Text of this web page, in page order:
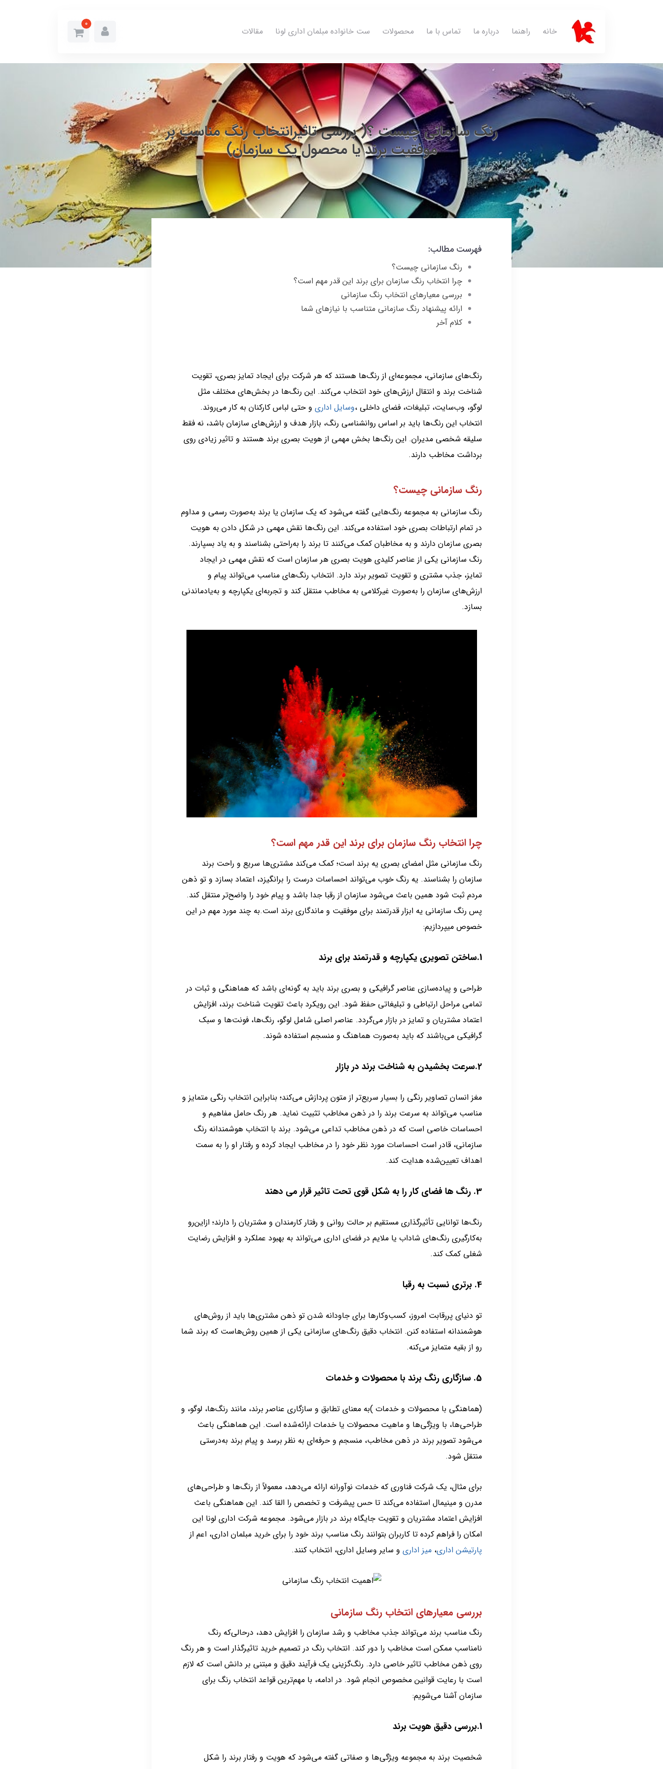
خانه راهنما درباره ما تماس با ما محصولات ست خانواده مبلمان اداری لونا مقالات
0
رنگ سازمانی چیست ؟( بررسی تاثیرانتخاب رنگ مناسب بر
موفقیت برند یا محصول یک سازمان)
فهرست مطالب:
رنگ سازمانی چیست؟
چرا انتخاب رنگ سازمان برای برند این قدر مهم است؟
بررسی معیارهای انتخاب رنگ سازمانی
ارائه پیشنهاد رنگ سازمانی متناسب با نیازهای شما
کلام آخر
رنگ‌های سازمانی، مجموعه‌ای از رنگ‌ها هستند که هر شرکت برای ایجاد تمایز بصری، تقویت
شناخت برند و انتقال ارزش‌های خود انتخاب می‌کند. این رنگ‌ها در بخش‌های مختلف مثل
لوگو، وب‌سایت، تبلیغات، فضای داخلی ،وسایل اداری و حتی لباس کارکنان به کار می‌روند.
انتخاب این رنگ‌ها باید بر اساس روانشناسی رنگ، بازار هدف و ارزش‌های سازمان باشد، نه فقط
سلیقه شخصی مدیران. این رنگ‌ها بخش مهمی از هویت بصری برند هستند و تاثیر زیادی روی
برداشت مخاطب دارند.
رنگ سازمانی چیست؟
رنگ سازمانی به مجموعه رنگ‌هایی گفته می‌شود که یک سازمان یا برند به‌صورت رسمی و مداوم
در تمام ارتباطات بصری خود استفاده می‌کند. این رنگ‌ها نقش مهمی در شکل‌ دادن به هویت
بصری سازمان دارند و به مخاطبان کمک می‌کنند تا برند را به‌راحتی بشناسند و به یاد بسپارند.
رنگ سازمانی یکی از عناصر کلیدی هویت بصری هر سازمان است که نقش مهمی در ایجاد
تمایز، جذب مشتری و تقویت تصویر برند دارد. انتخاب رنگ‌های مناسب می‌تواند پیام و
ارزش‌های سازمان را به‌صورت غیرکلامی به مخاطب منتقل کند و تجربه‌ای یکپارچه و به‌یادماندنی
بسازد.
چرا انتخاب رنگ سازمان برای برند این قدر مهم است؟
رنگ سازمانی مثل امضای بصری یه برند است؛ کمک می‌کند مشتری‌ها سریع و راحت برند
سازمان را بشناسند. یه رنگ خوب می‌تواند احساسات درست را برانگیزد، اعتماد بسازد و تو ذهن
مردم ثبت شود همین باعث می‌شود سازمان از رقبا جدا باشد و پیام خود را واضح‌تر منتقل کند.
پس رنگ سازمانی یه ابزار قدرتمند برای موفقیت و ماندگاری برند است.به چند مورد مهم در این
خصوص میپردازیم:
1.ساختن تصویری یکپارچه و قدرتمند برای برند
طراحی و پیاده‌سازی عناصر گرافیکی و بصری برند باید به گونه‌ای باشد که هماهنگی و ثبات در
تمامی مراحل ارتباطی و تبلیغاتی حفظ شود. این رویکرد باعث تقویت شناخت برند، افزایش
اعتماد مشتریان و تمایز در بازار می‌گردد. عناصر اصلی شامل لوگو، رنگ‌ها، فونت‌ها و سبک
گرافیکی می‌باشند که باید به‌صورت هماهنگ و منسجم استفاده شوند.
2.سرعت بخشیدن به شناخت برند در بازار
مغز انسان تصاویر رنگی را بسیار سریع‌تر از متون پردازش می‌کند؛ بنابراین انتخاب رنگی متمایز و
مناسب می‌تواند به سرعت برند را در ذهن مخاطب تثبیت نماید. هر رنگ حامل مفاهیم و
احساسات خاصی است که در ذهن مخاطب تداعی می‌شود. برند با انتخاب هوشمندانه رنگ
سازمانی، قادر است احساسات مورد نظر خود را در مخاطب ایجاد کرده و رفتار او را به سمت
اهداف تعیین‌شده هدایت کند.
3. رنگ ها فضای کار را به شکل قوی تحت تاثیر قرار می دهند
رنگ‌ها توانایی تأثیرگذاری مستقیم بر حالت روانی و رفتار کارمندان و مشتریان را دارند؛ ازاین‌رو
به‌کارگیری رنگ‌های شاداب یا ملایم در فضای اداری می‌تواند به بهبود عملکرد و افزایش رضایت
شغلی کمک کند.
4. برتری نسبت به رقبا
تو دنیای پررقابت امروز، کسب‌وکارها برای جاودانه شدن تو ذهن مشتری‌ها باید از روش‌های
هوشمندانه استفاده کنن. انتخاب دقیق رنگ‌های سازمانی یکی از همین روش‌هاست که برند شما
رو از بقیه متمایز می‌کنه.
5. سازگاری رنگ برند با محصولات و خدمات
(هماهنگی با محصولات و خدمات )به معنای تطابق و سازگاری عناصر برند، مانند رنگ‌ها، لوگو، و
طراحی‌ها، با ویژگی‌ها و ماهیت محصولات یا خدمات ارائه‌شده است. این هماهنگی باعث
می‌شود تصویر برند در ذهن مخاطب، منسجم و حرفه‌ای به نظر برسد و پیام برند به‌درستی
منتقل شود.
برای مثال، یک شرکت فناوری که خدمات نوآورانه ارائه می‌دهد، معمولاً از رنگ‌ها و طراحی‌های
مدرن و مینیمال استفاده می‌کند تا حس پیشرفت و تخصص را القا کند. این هماهنگی باعث
افزایش اعتماد مشتریان و تقویت جایگاه برند در بازار می‌شود. مجموعه‌ شرکت اداری لونا این
امکان را فراهم کرده تا کاربران بتوانند رنگ مناسب برند خود را برای خرید مبلمان اداری، اعم از
پارتیشن اداری، میز اداری و سایر وسایل اداری، انتخاب کنند.
بررسی معیارهای انتخاب رنگ سازمانی
رنگ مناسب برند می‌تواند جذب مخاطب و رشد سازمان را افزایش دهد، درحالی‌که رنگ
نامناسب ممکن است مخاطب را دور کند. انتخاب رنگ در تصمیم خرید تاثیرگذار است و هر رنگ
روی ذهن مخاطب تاثیر خاصی دارد. رنگ‌گزینی یک فرآیند دقیق و مبتنی بر دانش است که لازم
است با رعایت قوانین مخصوص انجام شود. در ادامه، با مهم‌ترین قواعد انتخاب رنگ برای
سازمان آشنا می‌شویم:
1.بررسی دقیق هویت برند
شخصیت برند به مجموعه ویژگی‌ها و صفاتی گفته می‌شود که هویت و رفتار برند را شکل